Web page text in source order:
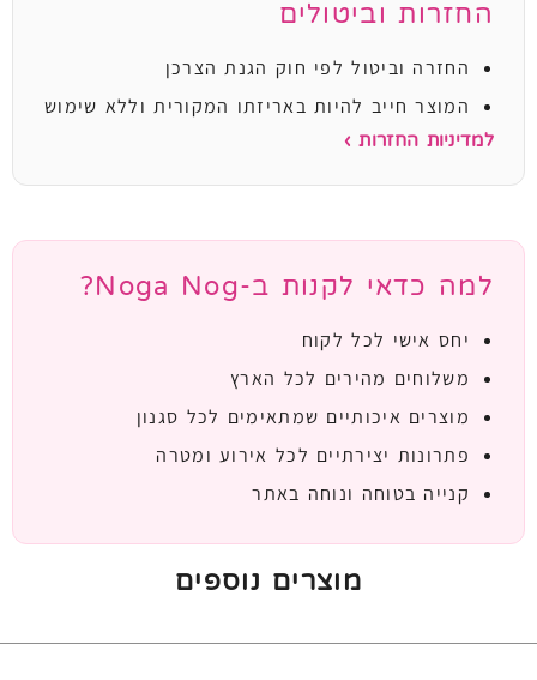
החזרות וביטולים
החזרה וביטול לפי חוק הגנת הצרכן
המוצר חייב להיות באריזתו המקורית וללא שימוש
למדיניות החזרות ›
למה כדאי לקנות ב-Noga Nog?
יחס אישי לכל לקוח
משלוחים מהירים לכל הארץ
מוצרים איכותיים שמתאימים לכל סגנון
פתרונות יצירתיים לכל אירוע ומטרה
קנייה בטוחה ונוחה באתר
מוצרים נוספים